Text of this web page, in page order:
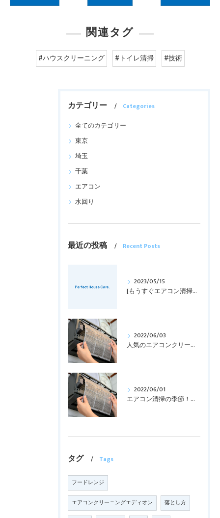
関連タグ
#ハウスクリーニング #トイレ清掃 #技術
カテゴリー
Categories
全てのカテゴリー
東京
埼玉
千葉
エアコン
水回り
最近の投稿 Recent Posts
2023/05/15
[もうすぐエアコン清掃の時期！！]
2022/06/03
人気のエアコンクリーニング！！
2022/06/01
エアコン清掃の季節！！！
タグ Tags
フードレンジ
エアコンクリーニングエディオン 落とし方